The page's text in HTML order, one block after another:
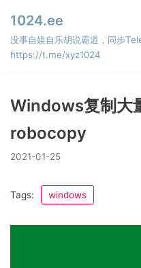
Skip
to
content
1024.ee
没事自娱自乐胡说霸道，同步
https://t.me/xyz1024
Windows复制大
robocopy
2021-01-25
Tags: windows